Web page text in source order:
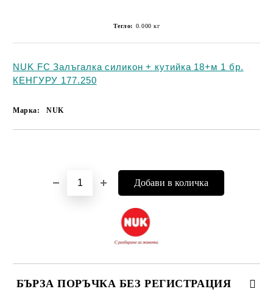
Тегло: 0.000 кг
NUK FC Залъгалка силикон + кутийка 18+м 1 бр.
КЕНГУРУ 177.250
Марка: NUK
БЪРЗА ПОРЪЧКА БЕЗ РЕГИСТРАЦИЯ